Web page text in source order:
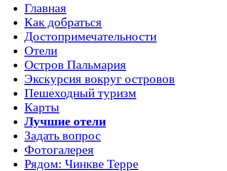
Главная
Как добраться
Достопримечательности
Отели
Остров Пальмария
Экскурсия вокруг островов
Пешеходный туризм
Карты
Лучшие отели
Задать вопрос
Фотогалерея
Рядом: Чинкве Терре